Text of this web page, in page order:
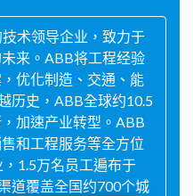
术领导企业，致力于
来。ABB将工程经验
优化制造、交通、能
历史，ABB全球约10.5
加速产业转型。ABB
和工程服务等全方位
1.5万名员工遍布于
道覆盖全国约700个城